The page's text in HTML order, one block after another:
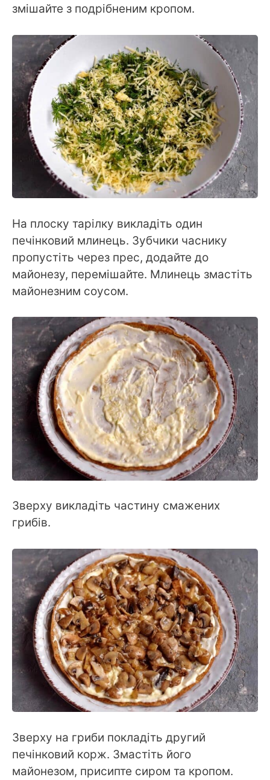
змішайте з подрібненим кропом.
На плоску тарілку викладіть один
печінковий млинець. Зубчики часнику
пропустіть через прес, додайте до
майонезу, перемішайте. Млинець змастіть
майонезним соусом.
Зверху викладіть частину смажених
грибів.
Зверху на гриби покладіть другий
печінковий корж. Змастіть його
майонезом, присипте сиром та кропом.